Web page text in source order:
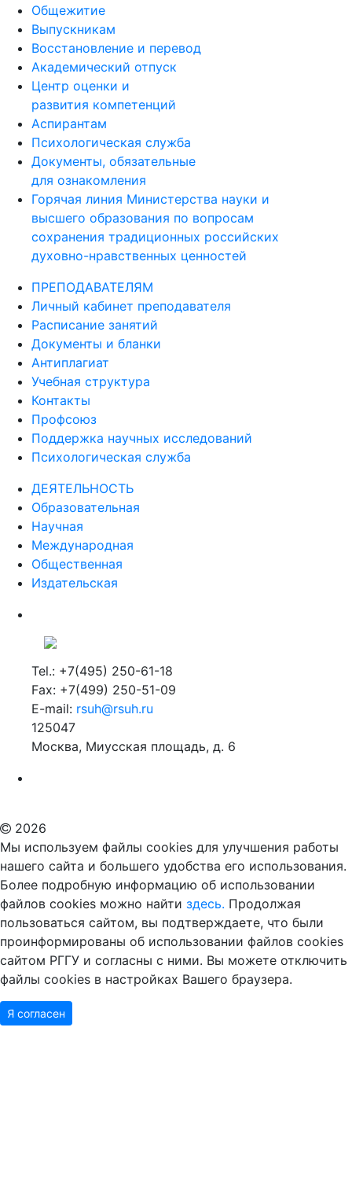
Выпускникам
Восстановление и перевод
Академический отпуск
Центр оценки и
развития компетенций
Аспирантам
Психологическая служба
Документы, обязательные
для ознакомления
Горячая линия Министерства науки и
высшего образования по вопросам
сохранения традиционных российских
духовно-нравственных ценностей
ПРЕПОДАВАТЕЛЯМ
Личный кабинет преподавателя
Расписание занятий
Документы и бланки
Антиплагиат
Учебная структура
Контакты
Профсоюз
Поддержка научных исследований
Психологическая служба
Образовательная
Научная
Международная
Общественная
Издательская
Tel.: +7(495) 250-61-18
Fax: +7(499) 250-51-09
E-mail:rsuh@rsuh.ru
125047
Москва, Миусская площадь, д. 6
Российский государственный гуманитарный университет
Мы используем файлы cookies для улучшения работы
нашего сайта и большего удобства его использования.
Более подробную информацию об использовании
файлов cookies можно найтиздесь.Продолжая
пользоваться сайтом, вы подтверждаете, что были
проинформированы об использовании файлов cookies
сайтом РГГУ и согласны с ними. Вы можете отключить
файлы cookies в настройках Вашего браузера.